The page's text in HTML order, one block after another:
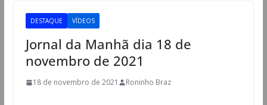
DESTAQUE VÍDEOS
Jornal da Manhã dia 18 de
novembro de 2021
18 de novembro de 2021 Roninho Braz